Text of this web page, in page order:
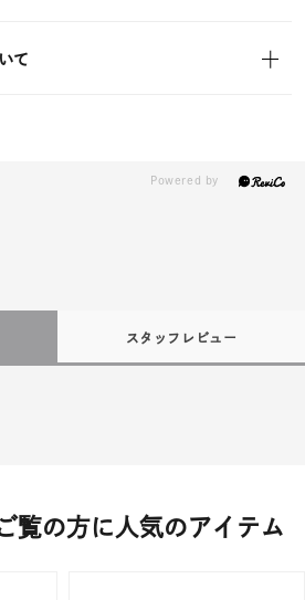
て
スタッフレビュー
覧の方に人気のアイテム